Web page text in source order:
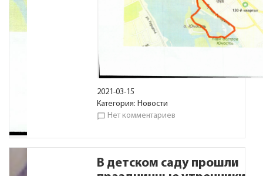
2021-03-15
Категория: Новости
chat_bubble_outline Нет комментариев
В детском саду прошли